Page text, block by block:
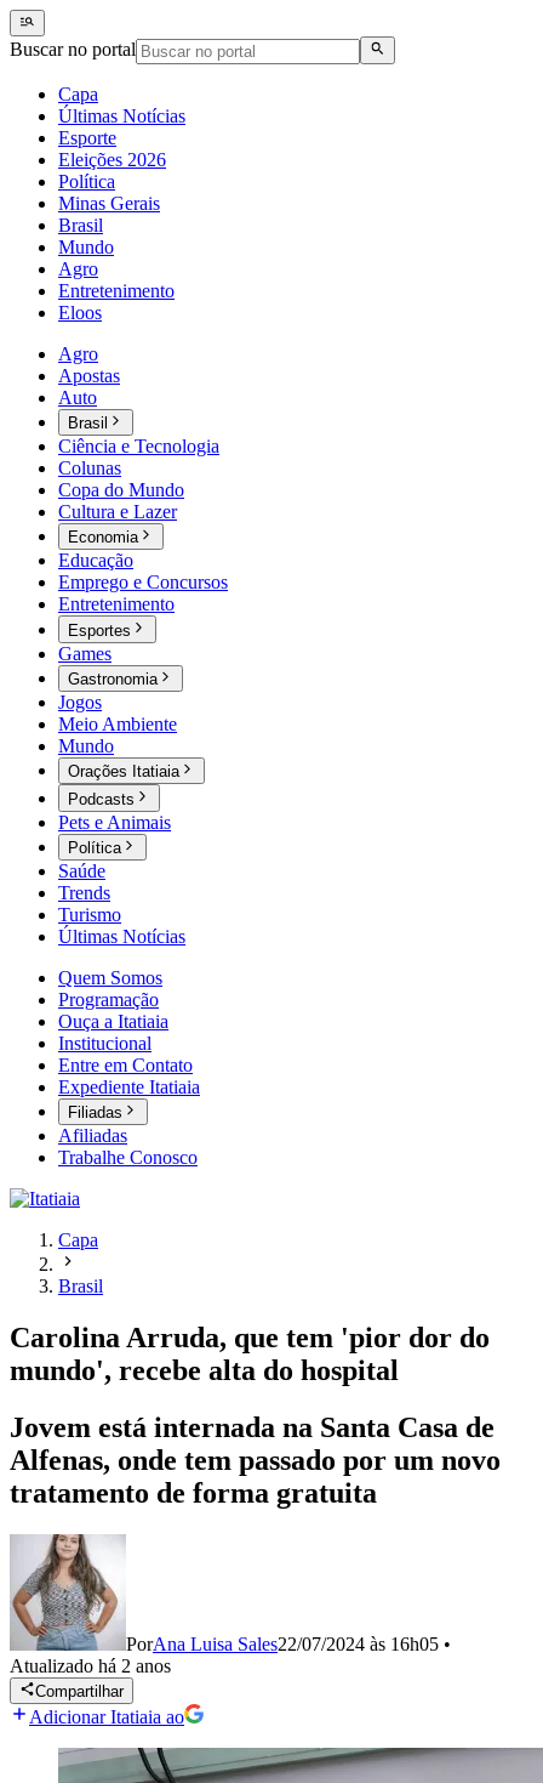
Buscar no portal
Capa
Últimas Notícias
Esporte
Eleições 2026
Política
Minas Gerais
Brasil
Mundo
Agro
Entretenimento
Eloos
Agro
Apostas
Auto
Brasil
Ciência e Tecnologia
Colunas
Copa do Mundo
Cultura e Lazer
Economia
Educação
Emprego e Concursos
Entretenimento
Esportes
Games
Gastronomia
Jogos
Meio Ambiente
Mundo
Orações Itatiaia
Podcasts
Pets e Animais
Política
Saúde
Trends
Turismo
Últimas Notícias
Quem Somos
Programação
Ouça a Itatiaia
Institucional
Entre em Contato
Expediente Itatiaia
Filiadas
Afiliadas
Trabalhe Conosco
Capa
Brasil
Carolina Arruda, que tem 'pior dor do
mundo', recebe alta do hospital
Jovem está internada na Santa Casa de
Alfenas, onde tem passado por um novo
tratamento de forma gratuita
PorAna Luisa Sales22/07/2024 às 16h05 •
Atualizado há 2 anos
Compartilhar
Adicionar Itatiaia ao